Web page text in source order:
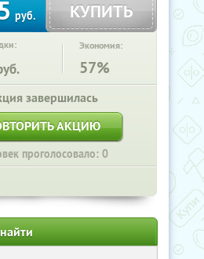
руб. КУПИТЬ
Экономия:
57%
завершилась
АКЦИЮ
проголосовало: 0